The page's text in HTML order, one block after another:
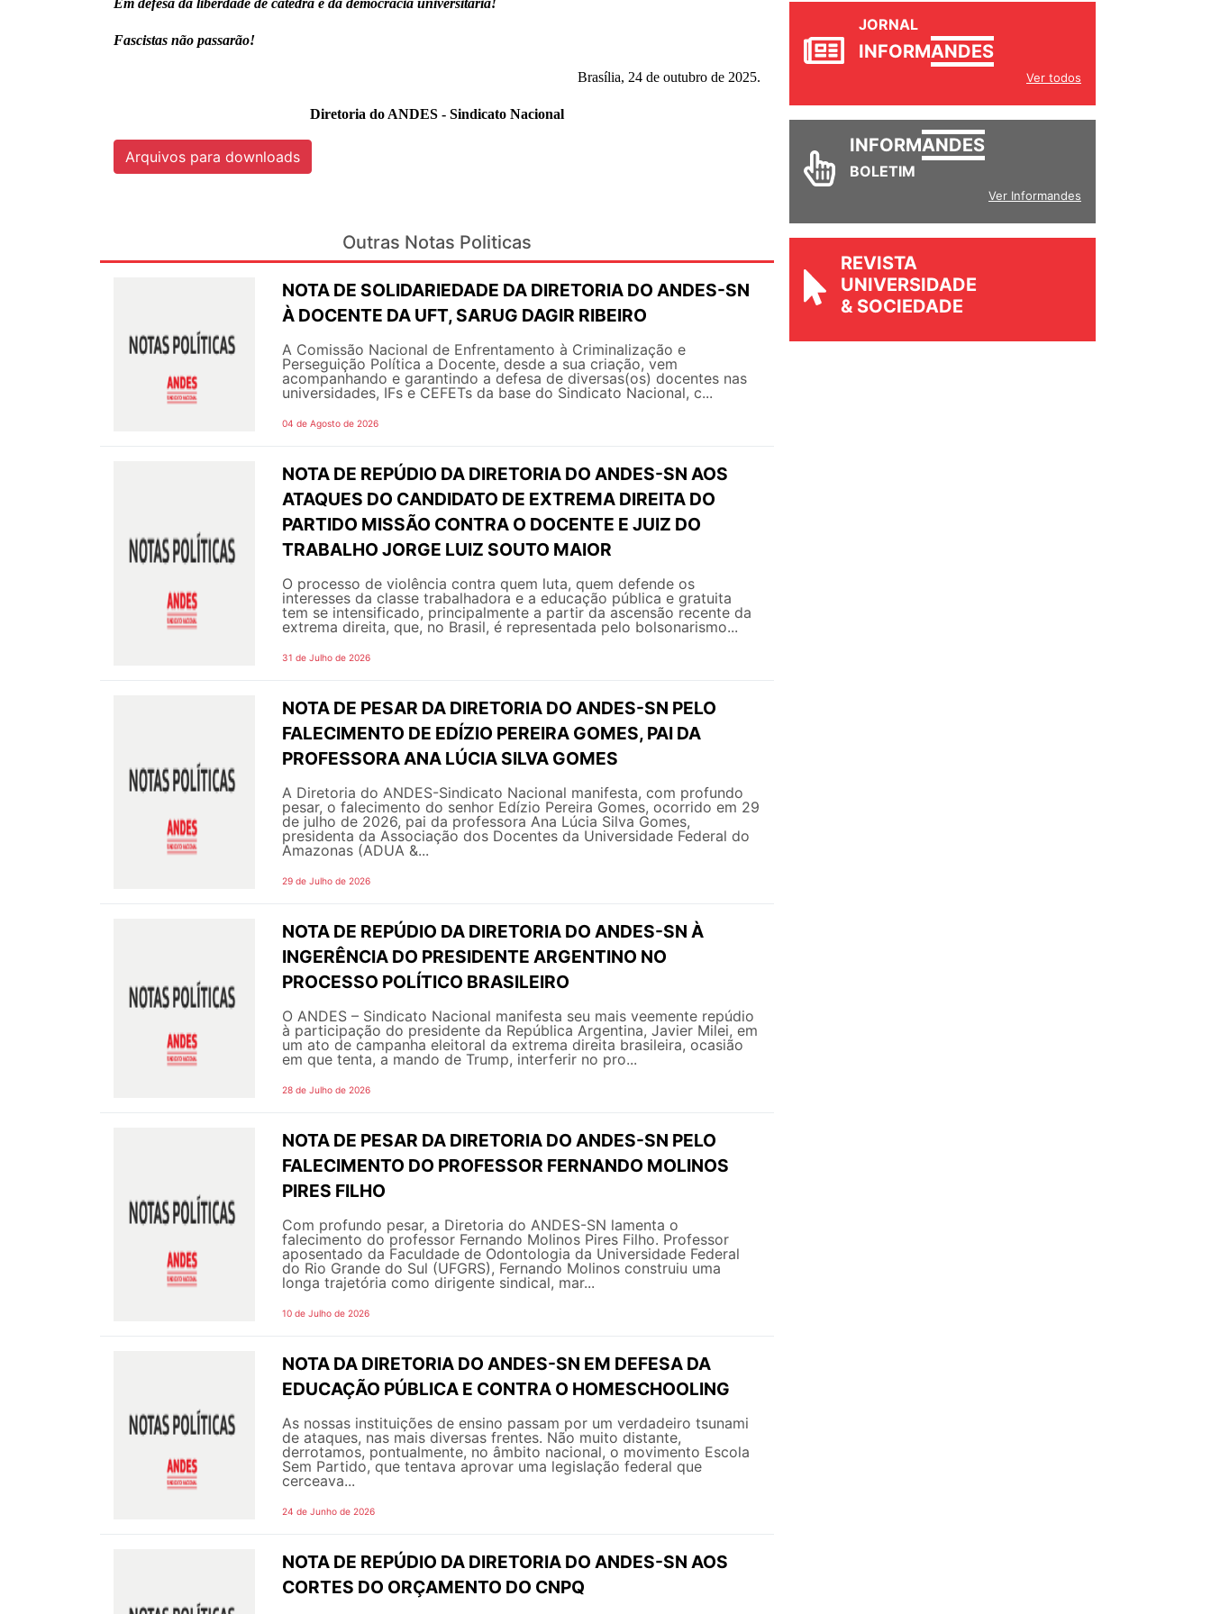
Fascistas não passarão!
Brasília, 24 de outubro de 2025.
Diretoria do ANDES - Sindicato Nacional
Arquivos para downloads
Outras Notas Politicas
NOTA DE SOLIDARIEDADE DA DIRETORIA DO ANDES-SN
À DOCENTE DA UFT, SARUG DAGIR RIBEIRO
A Comissão Nacional de Enfrentamento à Criminalização e
Perseguição Política a Docente, desde a sua criação, vem
acompanhando e garantindo a defesa de diversas(os) docentes nas
universidades, IFs e CEFETs da base do Sindicato Nacional, c...
04 de Agosto de 2026
NOTA DE REPÚDIO DA DIRETORIA DO ANDES-SN AOS
ATAQUES DO CANDIDATO DE EXTREMA DIREITA DO
PARTIDO MISSÃO CONTRA O DOCENTE E JUIZ DO
TRABALHO JORGE LUIZ SOUTO MAIOR
O processo de violência contra quem luta, quem defende os
interesses da classe trabalhadora e a educação pública e gratuita
tem se intensificado, principalmente a partir da ascensão recente da
extrema direita, que, no Brasil, é representada pelo bolsonarismo...
31 de Julho de 2026
NOTA DE PESAR DA DIRETORIA DO ANDES-SN PELO
FALECIMENTO DE EDÍZIO PEREIRA GOMES, PAI DA
PROFESSORA ANA LÚCIA SILVA GOMES
A Diretoria do ANDES-Sindicato Nacional manifesta, com profundo
pesar, o falecimento do senhor Edízio Pereira Gomes, ocorrido em 29
de julho de 2026, pai da professora Ana Lúcia Silva Gomes,
presidenta da Associação dos Docentes da Universidade Federal do
Amazonas (ADUA &...
29 de Julho de 2026
NOTA DE REPÚDIO DA DIRETORIA DO ANDES-SN À
INGERÊNCIA DO PRESIDENTE ARGENTINO NO
PROCESSO POLÍTICO BRASILEIRO
O ANDES – Sindicato Nacional manifesta seu mais veemente repúdio
à participação do presidente da República Argentina, Javier Milei, em
um ato de campanha eleitoral da extrema direita brasileira, ocasião
em que tenta, a mando de Trump, interferir no pro...
28 de Julho de 2026
NOTA DE PESAR DA DIRETORIA DO ANDES-SN PELO
FALECIMENTO DO PROFESSOR FERNANDO MOLINOS
PIRES FILHO
Com profundo pesar, a Diretoria do ANDES-SN lamenta o
falecimento do professor Fernando Molinos Pires Filho. Professor
aposentado da Faculdade de Odontologia da Universidade Federal
do Rio Grande do Sul (UFGRS), Fernando Molinos construiu uma
longa trajetória como dirigente sindical, mar...
10 de Julho de 2026
NOTA DA DIRETORIA DO ANDES-SN EM DEFESA DA
EDUCAÇÃO PÚBLICA E CONTRA O HOMESCHOOLING
As nossas instituições de ensino passam por um verdadeiro tsunami
de ataques, nas mais diversas frentes. Não muito distante,
derrotamos, pontualmente, no âmbito nacional, o movimento Escola
Sem Partido, que tentava aprovar uma legislação federal que
cerceava...
24 de Junho de 2026
NOTA DE REPÚDIO DA DIRETORIA DO ANDES-SN AOS
CORTES DO ORÇAMENTO DO CNPQ
JORNAL
INFORMANDES
Ver todos
INFORMANDES
BOLETIM
Ver Informandes
REVISTA
UNIVERSIDADE
& SOCIEDADE